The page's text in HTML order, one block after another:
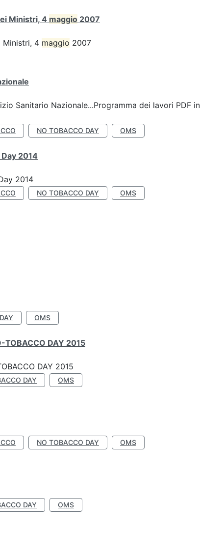
Ministri, 4 maggio 2007
Ministri, 4 maggio 2007
Sanitario Nazionale...Programma dei lavori PDF in
NO TOBACCO DAY OMS
2014
2014
NO TOBACCO DAY OMS
OMS
TOBACCO DAY 2015
DAY 2015
DAY OMS
NO TOBACCO DAY OMS
DAY OMS